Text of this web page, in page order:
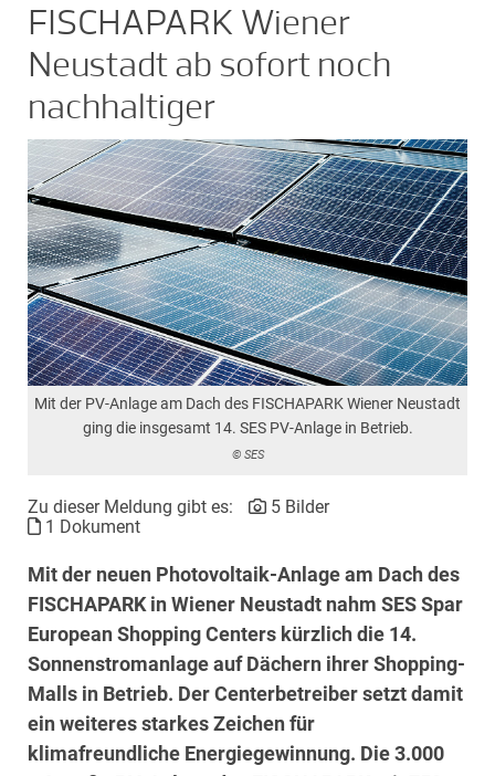
FISCHAPARK Wiener
Neustadt ab sofort noch
nachhaltiger
Mit der PV-Anlage am Dach des FISCHAPARK Wiener Neustadt
ging die insgesamt 14. SES PV-Anlage in Betrieb.
© SES
Zu dieser Meldung gibt es:
5 Bilder
1 Dokument
Mit der neuen Photovoltaik-Anlage am Dach des
FISCHAPARK in Wiener Neustadt nahm SES Spar
European Shopping Centers kürzlich die 14.
Sonnenstromanlage auf Dächern ihrer Shopping-
Malls in Betrieb. Der Centerbetreiber setzt damit
ein weiteres starkes Zeichen für
klimafreundliche Energiegewinnung. Die 3.000